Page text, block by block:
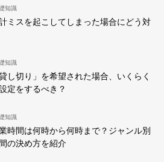
知識
ミスを起こしてしまった場合にどう対
知識
し切り」を希望された場合、いくらく
定をするべき？
知識
時間は何時から何時まで？ジャンル別
の決め方を紹介